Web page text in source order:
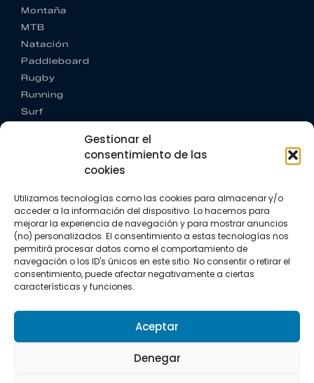
Gestionar el
consentimiento de las
cookies
Utilizamos tecnologías como las cookies para almacenar y/o
acceder a la información del dispositivo. Lo hacemos para
mejorar la experiencia de navegación y para mostrar anuncios
(no) personalizados. El consentimiento a estas tecnologías nos
permitirá procesar datos como el comportamiento de
navegación o los ID's únicos en este sitio. No consentir o retirar el
consentimiento, puede afectar negativamente a ciertas
características y funciones.
Aceptar
Denegar
Montaña
MTB
Natación
Paddleboard
Rugby
Running
Surf
CONTACTO
+34 662 342 177
info@vkssport.com
SÍGUENOS
Política de privacidad
Política de cookies